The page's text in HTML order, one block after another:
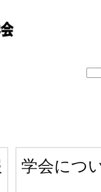
学会につ